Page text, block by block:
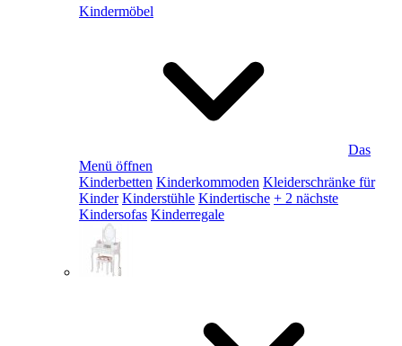
Kindermöbel
Das
Menü öffnen
Kinderbetten Kinderkommoden Kleiderschränke für
Kinder Kinderstühle Kindertische + 2 nächste
Kindersofas Kinderregale